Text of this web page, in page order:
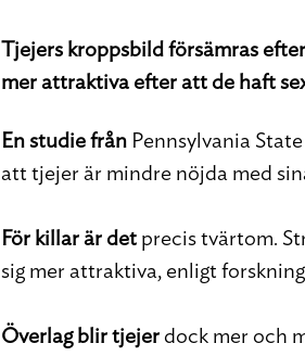
Tjejers kroppsbild försämras
mer attraktiva efter att de haft
En studie från Pennsylvania
att tjejer är mindre nöjda med
För killar är det precis tvärtom.
sig mer attraktiva, enligt
Överlag blir tjejer dock mer och